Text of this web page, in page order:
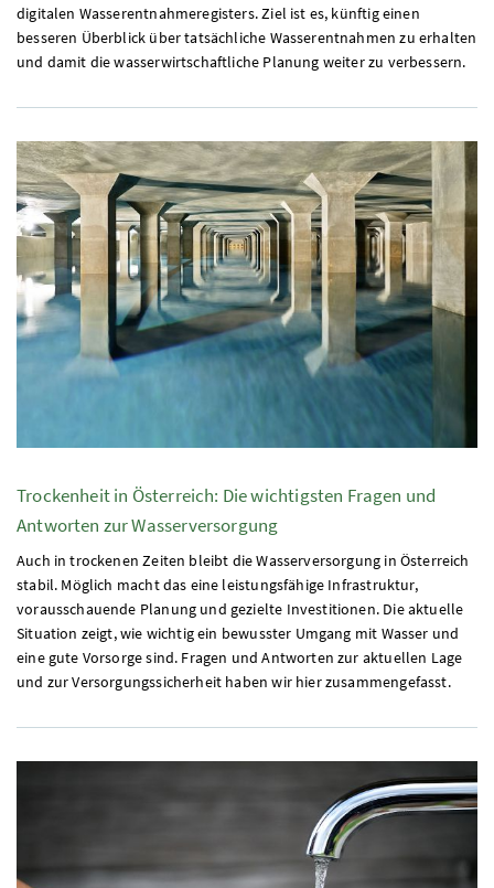
digitalen Wasserentnahmeregisters. Ziel ist es, künftig einen
besseren Überblick über tatsächliche Wasserentnahmen zu erhalten
und damit die wasserwirtschaftliche Planung weiter zu verbessern.
Trockenheit in Österreich: Die wichtigsten Fragen und
Antworten zur Wasserversorgung
Auch in trockenen Zeiten bleibt die Wasserversorgung in Österreich
stabil. Möglich macht das eine leistungsfähige Infrastruktur,
vorausschauende Planung und gezielte Investitionen. Die aktuelle
Situation zeigt, wie wichtig ein bewusster Umgang mit Wasser und
eine gute Vorsorge sind. Fragen und Antworten zur aktuellen Lage
und zur Versorgungssicherheit haben wir hier zusammengefasst.